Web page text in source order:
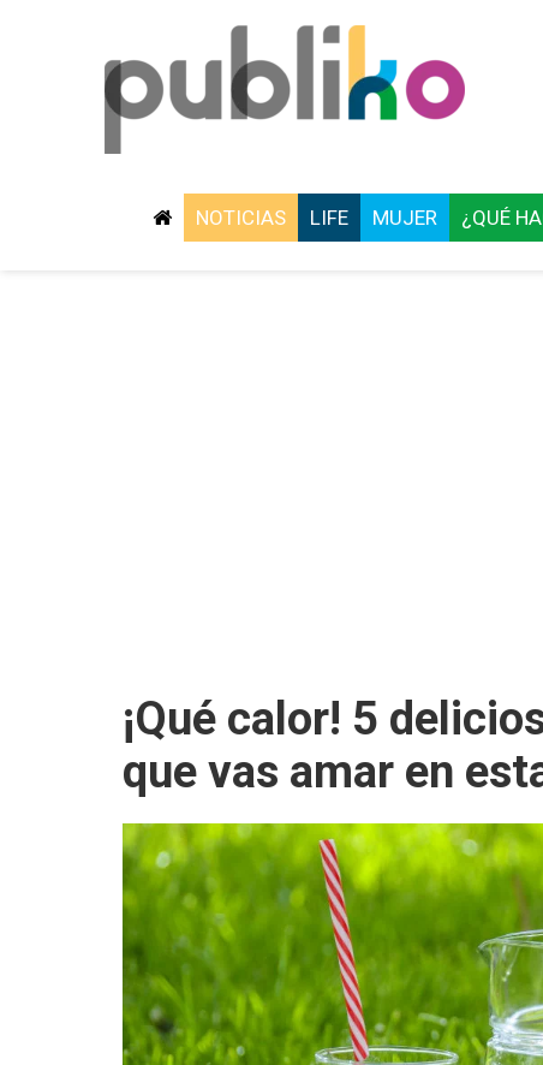
NOTICIAS LIFE MUJER ¿QUÉ
¡Qué calor! 5
que vas amar en